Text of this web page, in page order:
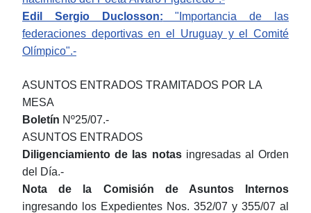
Edil Sergio Duclosson: "Importancia de las
federaciones deportivas en el Uruguay y el Comité
Olímpico".-
ASUNTOS ENTRADOS TRAMITADOS POR LA
MESA
Boletín Nº25/07.-
ASUNTOS ENTRADOS
Diligenciamiento de las notasingresadas al Orden
del Día.-
Nota de la Comisión de Asuntos Internos
ingresando los Expedientes Nos. 352/07 y 355/07 al